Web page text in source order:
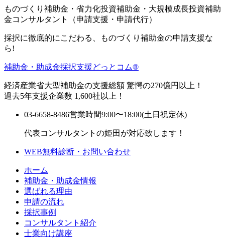
ものづくり補助金・省力化投資補助金・大規模成長投資補助
金コンサルタント（申請支援・申請代行）
採択に徹底的にこだわる、ものづくり補助金の申請支援な
ら!
補助金・助成金採択支援どっとコム®
経済産業省大型補助金の支援総額 驚愕の270億円以上！
過去5年支援企業数 1,600社以上！
03-6658-8486営業時間9:00〜18:00(土日祝定休)
代表コンサルタントの姫田が対応致します！
WEB無料診断・お問い合わせ
ホーム
補助金・助成金情報
選ばれる理由
申請の流れ
採択事例
コンサルタント紹介
士業向け講座